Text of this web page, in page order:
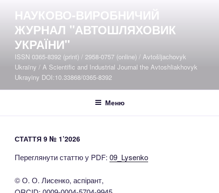
вмісту
НАУКОВО-ВИРОБНИЧИЙ
ЖУРНАЛ "АВТОШЛЯХОВИК
УКРАЇНИ"
ISSN 0365-8392 (print) / 2958-0757 (online) / Avtošljachovyk
Ukraïny / A Scientific and Industrial Journal the Avtoshliakhovyk
Ukrayiny DOI:10.33868/0365-8392
Меню
СТАТТЯ 9 № 1’2026
Переглянути статтю у PDF: 09_Lysenko
© О. О. Лисенко, аспірант,